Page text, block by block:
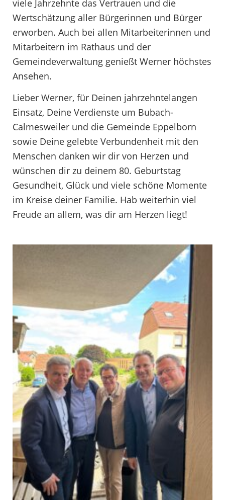
viele Jahrzehnte das Vertrauen und die
Wertschätzung aller Bürgerinnen und Bürger
erworben. Auch bei allen Mitarbeiterinnen und
Mitarbeitern im Rathaus und der
Gemeindeverwaltung genießt Werner höchstes
Ansehen.
Lieber Werner, für Deinen jahrzehntelangen
Einsatz, Deine Verdienste um Bubach-
Calmesweiler und die Gemeinde Eppelborn
sowie Deine gelebte Verbundenheit mit den
Menschen danken wir dir von Herzen und
wünschen dir zu deinem 80. Geburtstag
Gesundheit, Glück und viele schöne Momente
im Kreise deiner Familie. Hab weiterhin viel
Freude an allem, was dir am Herzen liegt!